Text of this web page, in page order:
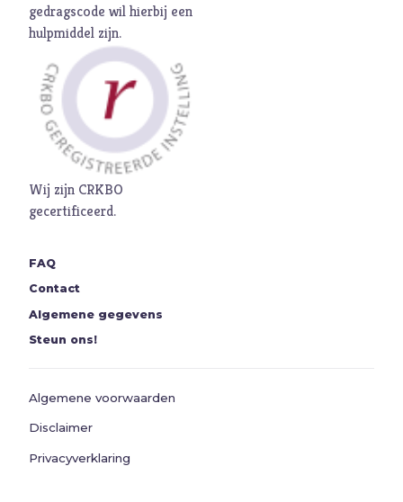
gedragscode wil hierbij een
hulpmiddel zijn.
Wij zijn CRKBO
gecertificeerd.
FAQ
Contact
Algemene gegevens
Steun ons!
Algemene voorwaarden
Disclaimer
Privacyverklaring